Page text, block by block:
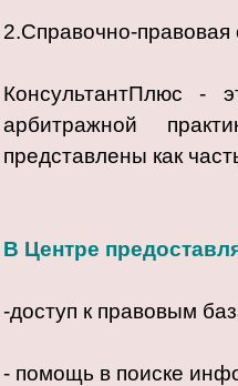
2.Справочно-
КонсультантПлюс -
арбитражной
представлены как
В Центре
-доступ к правовым
- помощь в поиске